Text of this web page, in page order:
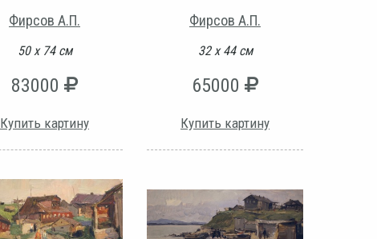
Фирсов А.П.
50 х 74 см
83000
Купить картину
Фирсов А.П.
32 х 44 см
65000
Купить картину